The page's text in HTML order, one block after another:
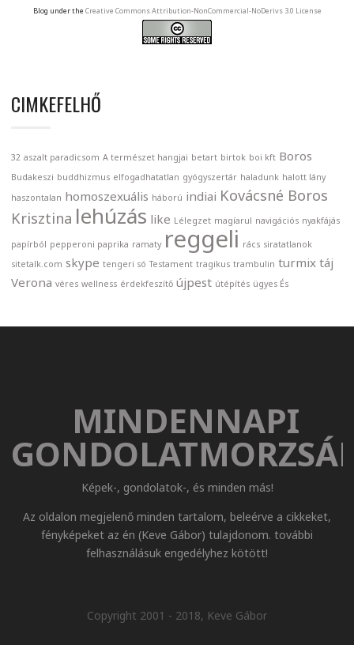
Blog under the Creative Commons Attribution-NonCommercial-NoDerivs 3.0 License
CIMKEFELHŐ
32 aszalt paradicsom A természet hangjai betart birtok boi kft Boros
Budakeszi buddhizmus elfogadhatatlan gyógyszertár haladunk halott lány
haszontalan homoszexuális háború indiai Kovácsné Boros
Krisztina lehúzás like Lélegzet magíarul navigációs nyakfájás
papírból pepperoni paprika ramaty reggeli rács siratatlanok
sitetalk.com skype tengeri só Testament tragikus trambulin turmix táj
Verona véres wellness érdekfeszítő újpest útépítés ügyes És
MINDENNAPI
Képek-, gondolatok-, és minden más!
Az oldalon megjelenő minden tartalom, beleérve a cikkeket,
fényképeket az én (Keve Gábor) tulajdonom. további
felhasználásuk engedélyhez kötött!
Copyright 2001 - 2018, Keve Gábor